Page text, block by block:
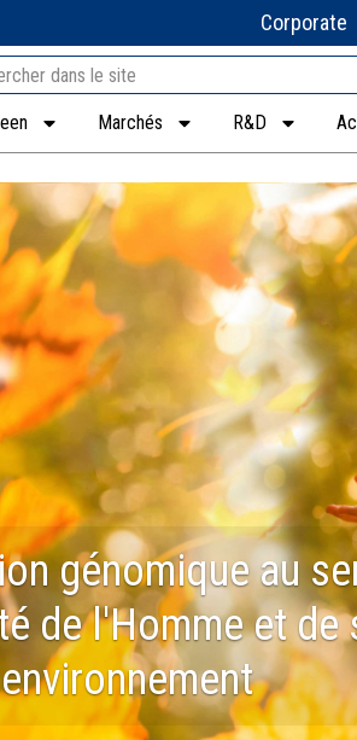
Corporate
Marchés R&D
génomique au
de l'Homme et de
environnement